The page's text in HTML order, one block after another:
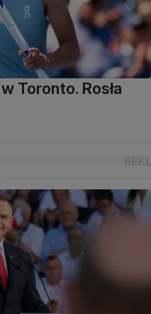
Toronto. Rosła